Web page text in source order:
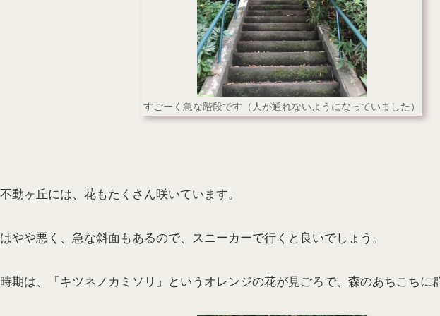
すごーく急な階段です（人が通れないようになっていました）
動ヶ丘には、花もたくさん咲いています。
やや悪く、急な斜面もあるので、スニーカーで行くと良いでしょう。
期は、「キツネノカミソリ」というオレンジの花が見ごろで、森のあちこちに